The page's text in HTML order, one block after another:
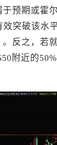
预期或霍
效突破该水
反之，若
附近的